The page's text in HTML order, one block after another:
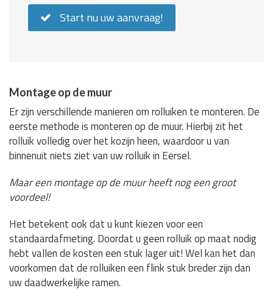
Start nu uw aanvraag!
Montage op de muur
Er zijn verschillende manieren om rolluiken te monteren. De
eerste methode is monteren op de muur. Hierbij zit het
rolluik volledig over het kozijn heen, waardoor u van
binnenuit niets ziet van uw rolluik in Eersel.
Maar een montage op de muur heeft nog een groot
voordeel!
Het betekent ook dat u kunt kiezen voor een
standaardafmeting. Doordat u geen rolluik op maat nodig
hebt vallen de kosten een stuk lager uit! Wel kan het dan
voorkomen dat de rolluiken een flink stuk breder zijn dan
uw daadwerkelijke ramen.